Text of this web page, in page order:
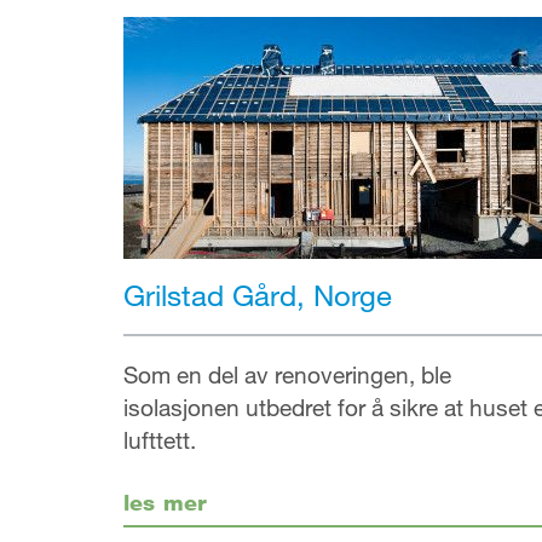
Grilstad Gård, Norge
Som en del av renoveringen, ble
isolasjonen utbedret for å sikre at huset
lufttett.
les mer